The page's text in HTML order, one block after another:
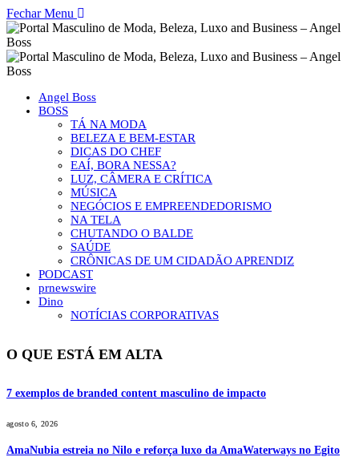
Fechar Menu
Angel Boss
BOSS
TÁ NA MODA
BELEZA E BEM-ESTAR
DICAS DO CHEF
EAÍ, BORA NESSA?
LUZ, CÂMERA E CRÍTICA
MÚSICA
NEGÓCIOS E EMPREENDEDORISMO
NA TELA
CHUTANDO O BALDE
SAÚDE
CRÔNICAS DE UM CIDADÃO APRENDIZ
PODCAST
prnewswire
Dino
NOTÍCIAS CORPORATIVAS
O QUE ESTÁ EM ALTA
7 exemplos de branded content masculino de impacto
agosto 6, 2026
AmaNubia estreia no Nilo e reforça luxo da AmaWaterways no Egito